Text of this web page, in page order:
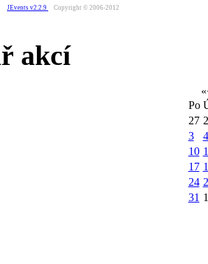
JEvents v2.2.9 Copyright © 2006-2012
akcí
«
Po
27
3
4
10
17
24
31 1